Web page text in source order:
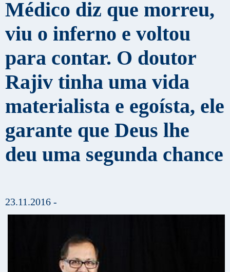
Médico diz que morreu,
viu o inferno e voltou
para contar. O doutor
Rajiv tinha uma vida
materialista e egoísta, ele
garante que Deus lhe
deu uma segunda chance
23.11.2016 -